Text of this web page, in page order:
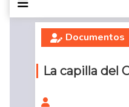
Documentos
La capilla del